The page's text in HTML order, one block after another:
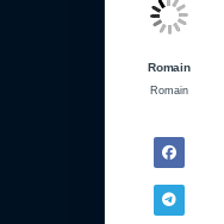
Romain
Romain